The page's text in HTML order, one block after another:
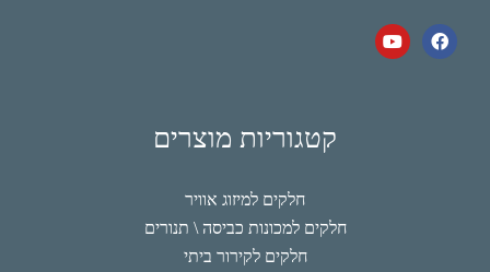
קטגוריות מוצרים
חלקים למיזוג אוויר
חלקים למכונות כביסה \ תנורים
חלקים לקירור ביתי